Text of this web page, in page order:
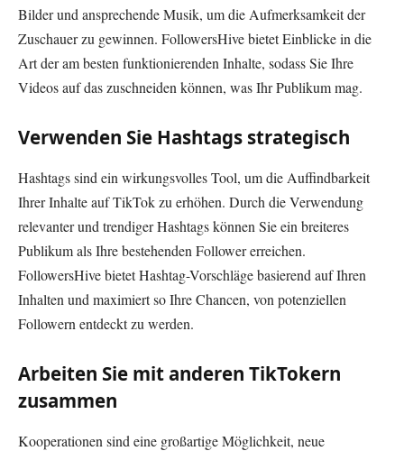
Bilder und ansprechende Musik, um die Aufmerksamkeit der
Zuschauer zu gewinnen. FollowersHive bietet Einblicke in die
Art der am besten funktionierenden Inhalte, sodass Sie Ihre
Videos auf das zuschneiden können, was Ihr Publikum mag.
Verwenden Sie Hashtags strategisch
Hashtags sind ein wirkungsvolles Tool, um die Auffindbarkeit
Ihrer Inhalte auf TikTok zu erhöhen. Durch die Verwendung
relevanter und trendiger Hashtags können Sie ein breiteres
Publikum als Ihre bestehenden Follower erreichen.
FollowersHive bietet Hashtag-Vorschläge basierend auf Ihren
Inhalten und maximiert so Ihre Chancen, von potenziellen
Followern entdeckt zu werden.
Arbeiten Sie mit anderen TikTokern
zusammen
Kooperationen sind eine großartige Möglichkeit, neue